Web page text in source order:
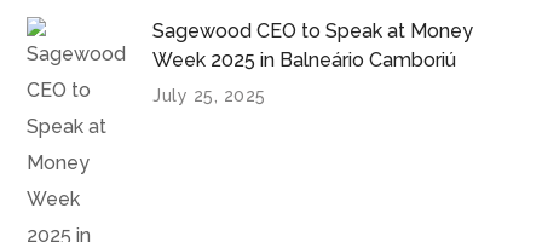
Sagewood CEO to Speak at Money
Week 2025 in Balneário Camboriú
July 25, 2025